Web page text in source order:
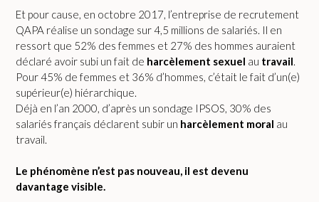
Et pour cause, en octobre 2017, l’entreprise de recrutement
QAPA réalise un sondage sur 4,5 millions de salariés. Il en
ressort que 52% des femmes et 27% des hommes auraient
déclaré avoir subi un fait de harcèlement sexuel au travail
Pour 45% de femmes et 36% d’hommes, c’était le fait d’un(e)
supérieur(e) hiérarchique.
Déjà en l’an 2000, d’après un sondage IPSOS, 30% des
salariés français déclarent subir un harcèlement moral au
travail.
Le phénomène n’est pas nouveau, il est devenu
davantage visible.